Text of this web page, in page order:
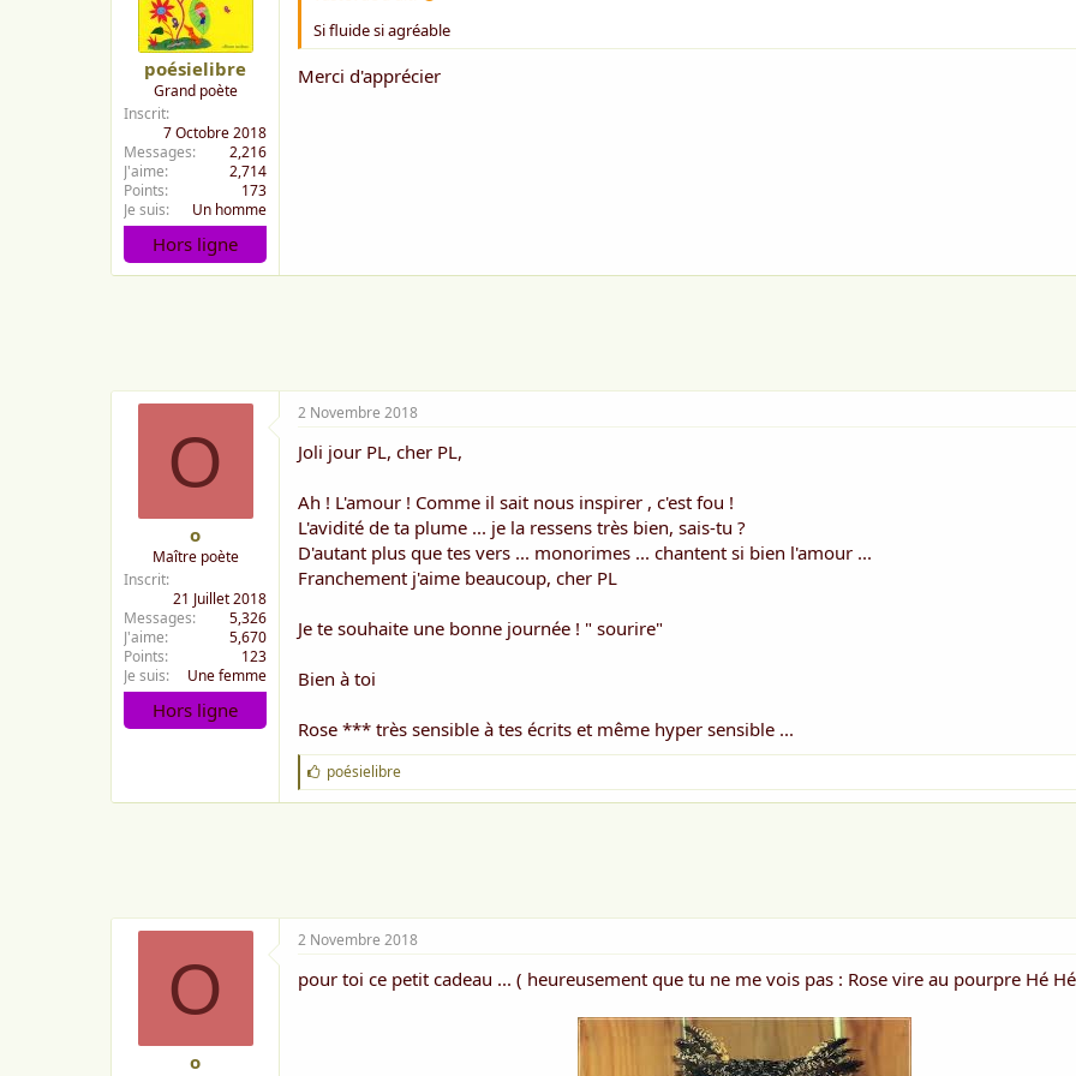
poésielibre
Grand poète
Inscrit
7 Octobre 2018
Messages
2,216
J'aime
2,714
Points
173
Je suis
Un homme
Hors ligne
Si fluide si agréable
Merci d'apprécier
O
o
Maître poète
Inscrit
21 Juillet 2018
Messages
5,326
J'aime
5,670
Points
123
Je suis
Une femme
Hors ligne
2 Novembre 2018
Joli jour PL, cher PL,
Ah ! L'amour ! Comme il sait nous inspirer , c'est fou !
L'avidité de ta plume ... je la ressens très bien, sais-tu ?
D'autant plus que tes vers ... monorimes ... chantent si bien l'amour ...
Franchement j'aime beaucoup, cher PL
Je te souhaite une bonne journée ! " sourire"
Bien à toi
Rose *** très sensible à tes écrits et même hyper sensible ...
J
'
a
poésielibre
O
o
2 Novembre 2018
pour toi ce petit cadeau ... ( heureusement que tu ne me vois pas : Rose vire au pourpre Hé